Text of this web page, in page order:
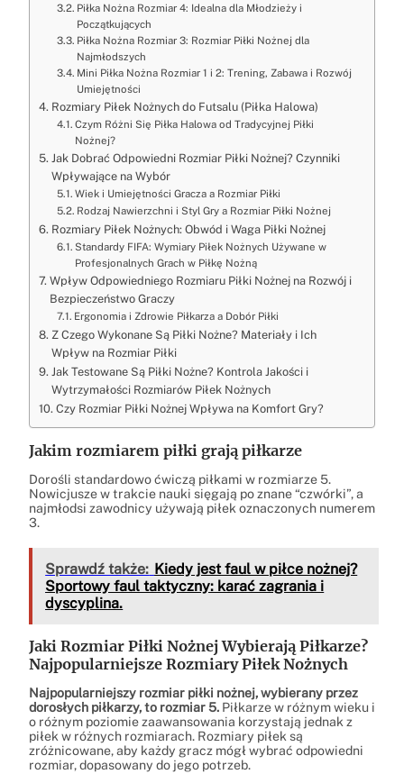
Piłka Nożna Rozmiar 4: Idealna dla Młodzieży i
Początkujących
Piłka Nożna Rozmiar 3: Rozmiar Piłki Nożnej dla
Najmłodszych
Mini Piłka Nożna Rozmiar 1 i 2: Trening, Zabawa i Rozwój
Umiejętności
Rozmiary Piłek Nożnych do Futsalu (Piłka Halowa)
Czym Różni Się Piłka Halowa od Tradycyjnej Piłki
Nożnej?
Jak Dobrać Odpowiedni Rozmiar Piłki Nożnej? Czynniki
Wpływające na Wybór
Wiek i Umiejętności Gracza a Rozmiar Piłki
Rodzaj Nawierzchni i Styl Gry a Rozmiar Piłki Nożnej
Rozmiary Piłek Nożnych: Obwód i Waga Piłki Nożnej
Standardy FIFA: Wymiary Piłek Nożnych Używane w
Profesjonalnych Grach w Piłkę Nożną
Wpływ Odpowiedniego Rozmiaru Piłki Nożnej na Rozwój i
Bezpieczeństwo Graczy
Ergonomia i Zdrowie Piłkarza a Dobór Piłki
Z Czego Wykonane Są Piłki Nożne? Materiały i Ich
Wpływ na Rozmiar Piłki
Jak Testowane Są Piłki Nożne? Kontrola Jakości i
Wytrzymałości Rozmiarów Piłek Nożnych
Czy Rozmiar Piłki Nożnej Wpływa na Komfort Gry?
Jakim rozmiarem piłki grają piłkarze
Dorośli standardowo ćwiczą piłkami w rozmiarze 5.
Nowicjusze w trakcie nauki sięgają po znane “czwórki”, a
najmłodsi zawodnicy używają piłek oznaczonych numerem
3.
Sprawdź także: Kiedy jest faul w piłce nożnej?
Sportowy faul taktyczny: karać zagrania i
dyscyplina.
Jaki Rozmiar Piłki Nożnej Wybierają Piłkarze?
Najpopularniejsze Rozmiary Piłek Nożnych
Najpopularniejszy rozmiar piłki nożnej, wybierany przez
dorosłych piłkarzy, to rozmiar 5. Piłkarze w różnym wieku i
o różnym poziomie zaawansowania korzystają jednak z
piłek w różnych rozmiarach. Rozmiary piłek są
zróżnicowane, aby każdy gracz mógł wybrać odpowiedni
rozmiar, dopasowany do jego potrzeb.